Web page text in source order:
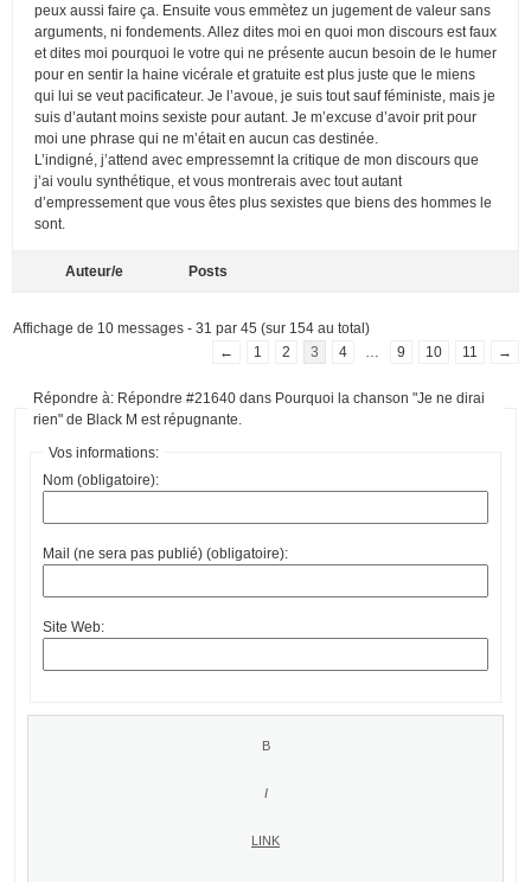
peux aussi faire ça. Ensuite vous emmètez un jugement de valeur sans
arguments, ni fondements. Allez dites moi en quoi mon discours est faux
et dites moi pourquoi le votre qui ne présente aucun besoin de le humer
pour en sentir la haine vicérale et gratuite est plus juste que le miens
qui lui se veut pacificateur. Je l’avoue, je suis tout sauf féministe, mais je
suis d’autant moins sexiste pour autant. Je m’excuse d’avoir prit pour
moi une phrase qui ne m’était en aucun cas destinée.
L’indigné, j’attend avec empressemnt la critique de mon discours que
j’ai voulu synthétique, et vous montrerais avec tout autant
d’empressement que vous êtes plus sexistes que biens des hommes le
sont.
Auteur/e Posts
Affichage de 10 messages - 31 par 45 (sur 154 au total)
←
1 2 3 4 9 10 11 →
Répondre à: Répondre #21640 dans Pourquoi la chanson "Je ne dirai
rien" de Black M est répugnante.
Vos informations:
Nom (obligatoire):
Mail (ne sera pas publié) (obligatoire):
Site Web: